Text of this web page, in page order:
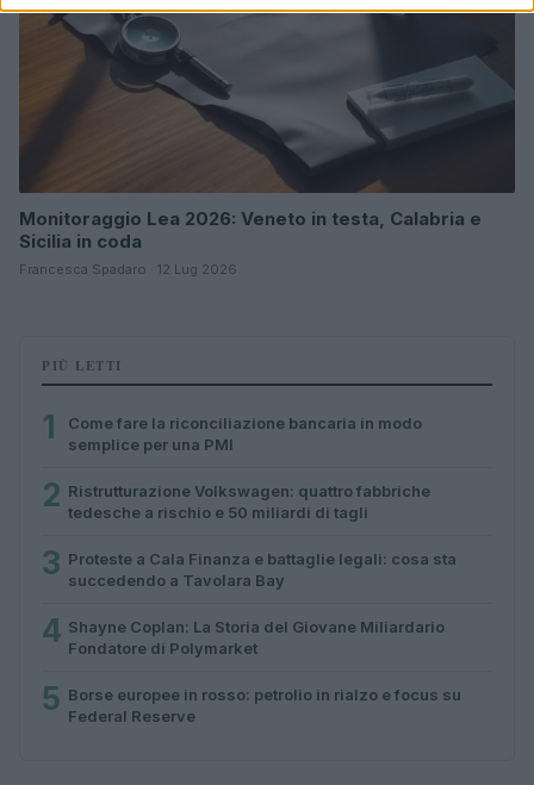
Monitoraggio Lea 2026: Veneto in testa, Calabria e
Sicilia in coda
Francesca Spadaro · 12 Lug 2026
PIÙ LETTI
1
Come fare la riconciliazione bancaria in modo
semplice per una PMI
2 Ristrutturazione Volkswagen: quattro fabbriche
tedesche a rischio e 50 miliardi di tagli
3 Proteste a Cala Finanza e battaglie legali: cosa sta
succedendo a Tavolara Bay
4 Shayne Coplan: La Storia del Giovane Miliardario
Fondatore di Polymarket
5 Borse europee in rosso: petrolio in rialzo e focus su
Federal Reserve